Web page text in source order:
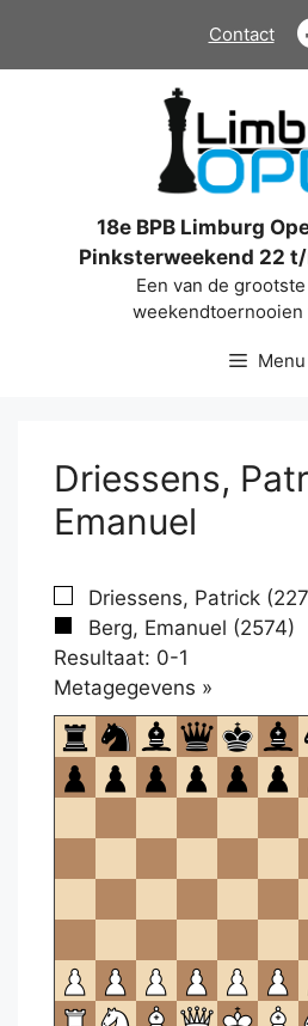
de
Contact
18e BPB Limburg
Pinksterweekend 22
Een van de
weekendtoernooien
Menu
Driessens,
Emanuel
Driessens, Patrick
Berg, Emanuel (2574)
Resultaat: 0-1
Metagegevens »
om
te
openen.